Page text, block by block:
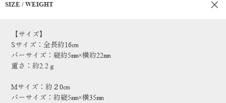
SIZE / WEIGHT
【サイズ】
Sサイズ：全長約16㎝
バーサイズ：縦約5㎜×横約22㎜
重さ：約2.2ｇ
Mサイズ：約２0㎝
バーサイズ：約縦5㎜×横35㎜